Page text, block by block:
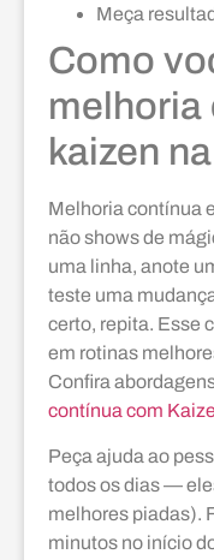
Meça
Como
melhoria
kaizen
Melhoria contínua
não shows de
uma linha, anote
teste uma
certo, repita. Esse
em rotinas
Confira
contínua com
Peça ajuda ao
todos os dias —
melhores piadas).
minutos no início